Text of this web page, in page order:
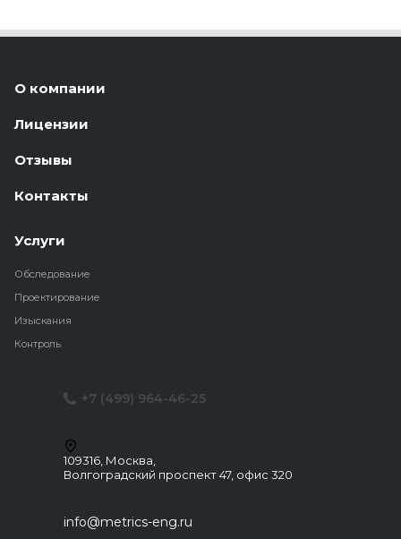
О компании
Лицензии
Отзывы
Контакты
Услуги
Обследование
Проектирование
Изыскания
Контроль
+7 (499) 964-46-25
109316, Москва,
Волгоградский проспект 47, офис 320
info@metrics-eng.ru